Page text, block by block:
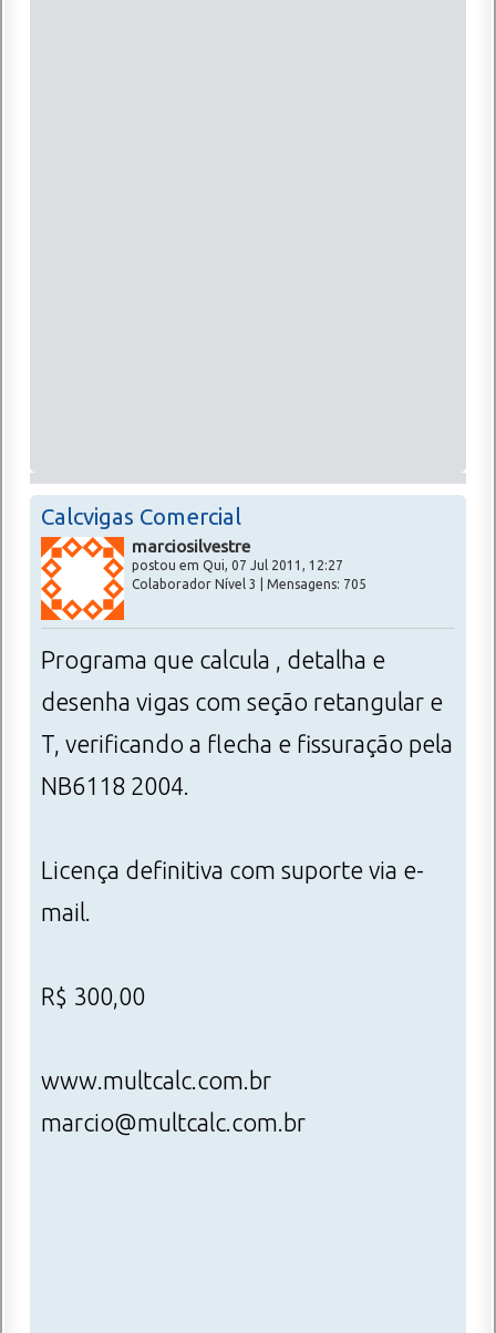
Calcvigas Comercial
marciosilvestre
postou em Qui, 07 Jul 2011, 12:27
Colaborador Nível 3 | Mensagens: 705
Programa que calcula , detalha e
desenha vigas com seção retangular e
T, verificando a flecha e fissuração pela
NB6118 2004.
Licença definitiva com suporte via e-
mail.
R$ 300,00
www.multcalc.com.br
marcio@multcalc.com.br